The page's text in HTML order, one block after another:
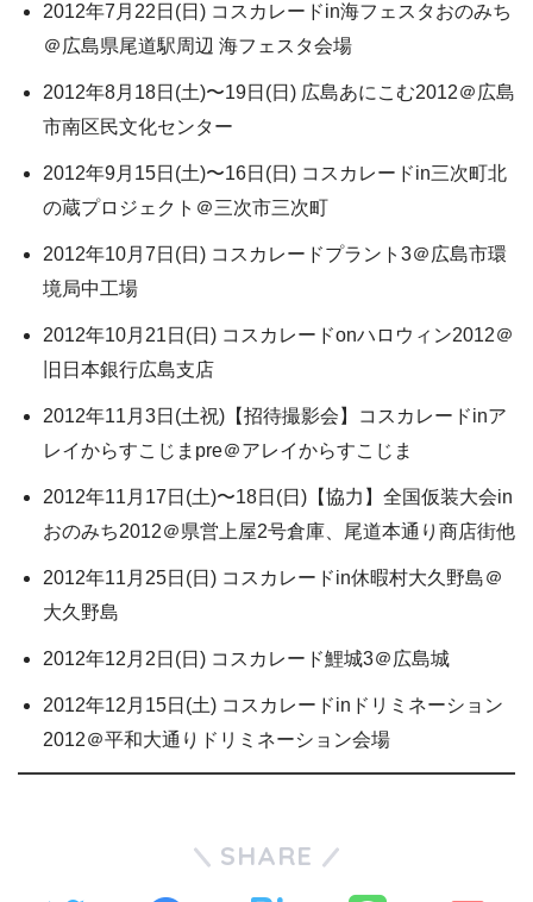
2012年7月22日(日) コスカレードin海フェスタおのみち
＠広島県尾道駅周辺 海フェスタ会場
2012年8月18日(土)〜19日(日) 広島あにこむ2012＠広島
市南区民文化センター
2012年9月15日(土)〜16日(日) コスカレードin三次町北
の蔵プロジェクト＠三次市三次町
2012年10月7日(日) コスカレードプラント3＠広島市環
境局中工場
2012年10月21日(日) コスカレードonハロウィン2012＠
旧日本銀行広島支店
2012年11月3日(土祝)【招待撮影会】コスカレードinア
レイからすこじまpre＠アレイからすこじま
2012年11月17日(土)〜18日(日)【協力】全国仮装大会in
おのみち2012＠県営上屋2号倉庫、尾道本通り商店街他
2012年11月25日(日) コスカレードin休暇村大久野島＠
大久野島
2012年12月2日(日) コスカレード鯉城3＠広島城
2012年12月15日(土) コスカレードinドリミネーション
2012＠平和大通りドリミネーション会場
SHARE